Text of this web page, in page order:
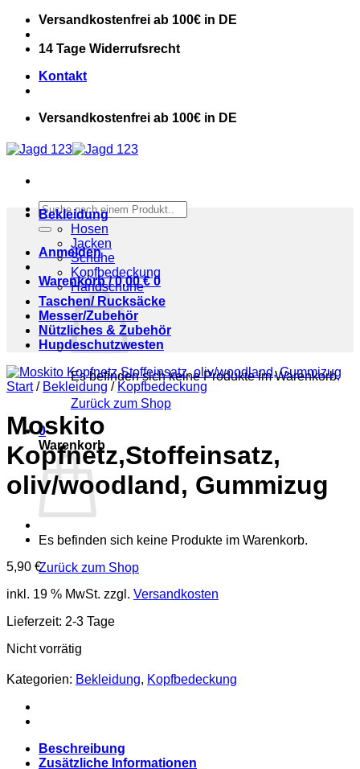
Zum
Inhalt
springen
Versandkostenfrei ab 100€ in DE
14 Tage Widerrufsrecht
Kontakt
Versandkostenfrei ab 100€ in DE
Suchen
nach:
Anmelden
Warenkorb /0,00€ 0
Es befinden sich keine Produkte im Warenkorb.
Zurück zum Shop
0
Warenkorb
Es befinden sich keine Produkte im Warenkorb.
Zurück zum Shop
Bekleidung
Hosen
Jacken
Schuhe
Kopfbedeckung
Handschuhe
Taschen/ Rucksäcke
Messer/Zubehör
Nützliches & Zubehör
Hundeschutzwesten
Start / Bekleidung / Kopfbedeckung
Moskito
Kopfnetz,Stoffeinsatz,
oliv/woodland, Gummizug
5,90 €
inkl. 19 % MwSt. zzgl. Versandkosten
Lieferzeit: 2-3 Tage
Nicht vorrätig
Kategorien: Bekleidung, Kopfbedeckung
Beschreibung
Zusätzliche Informationen